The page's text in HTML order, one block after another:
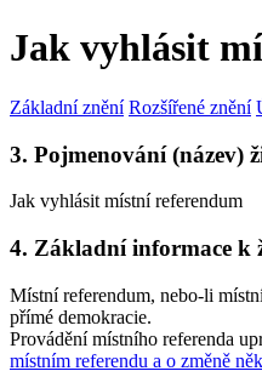
Jak vyhlásit
Základní znění Rozšířené znění
3. Pojmenování (název)
Jak vyhlásit místní referendum
4. Základní informace k
Místní referendum, nebo-li
přímé demokracie.
Provádění místního referenda
místním referendu a o změně